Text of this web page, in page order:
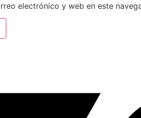
electrónico y web en este